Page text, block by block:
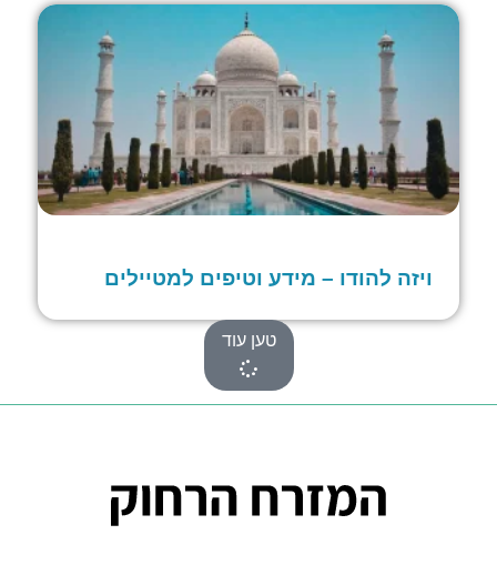
ויזה להודו – מידע וטיפים למטיילים
טען עוד